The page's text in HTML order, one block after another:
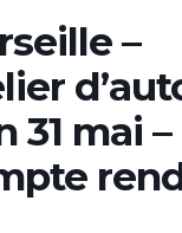
–
31 mai –